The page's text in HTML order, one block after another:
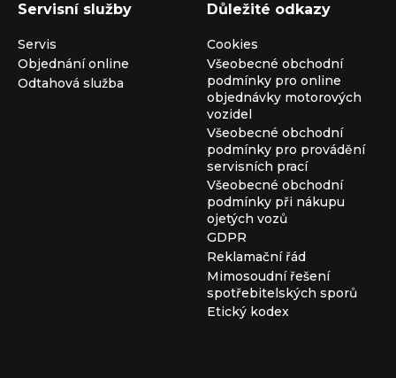
Servisní služby
Servis
Objednání online
Odtahová služba
Důležité odkazy
Cookies
Všeobecné obchodní
podmínky pro online
objednávky motorových
vozidel
Všeobecné obchodní
podmínky pro provádění
servisních prací
Všeobecné obchodní
podmínky při nákupu
ojetých vozů
GDPR
Reklamační řád
Mimosoudní řešení
spotřebitelských sporů
Etický kodex